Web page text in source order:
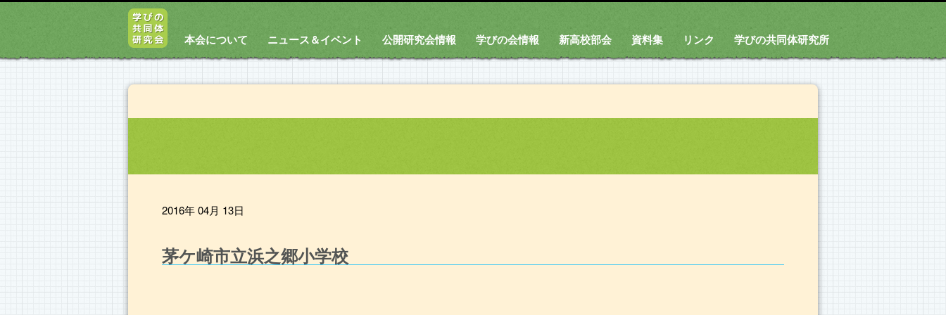
本会について ニュース＆イベント 公開研究会情報 学びの会情報 新高校部会 資料集 リンク 学びの共同体研究所
2016年 04月 13日
茅ケ崎市立浜之郷小学校